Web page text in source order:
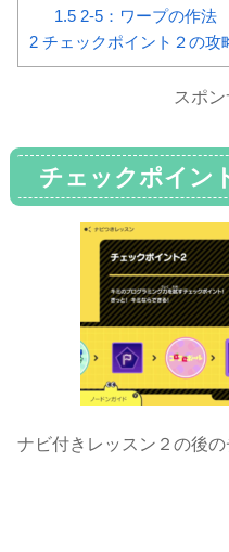
1.52-5：ワープの作法
2 チェックポイント２の攻
スポ
チェックポイン
ナビ付きレッスン２の後の